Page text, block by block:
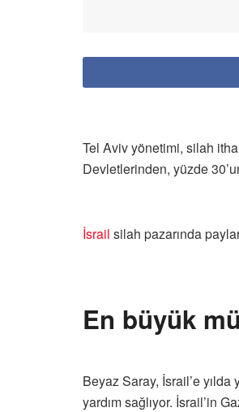
Tel Aviv yönetimi, silah
Devletlerinden, yüzde
İsrail silah pazarında
En büyük
Beyaz Saray, İsrail’e
yardım sağlıyor. İsrail’in